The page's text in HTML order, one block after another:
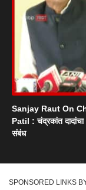
Sanjay Raut On
Patil : चंद्रकांत
संबंध
SPONSORED LINKS